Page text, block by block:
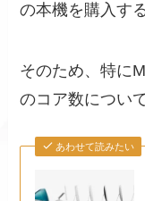
の本機を購入す
そのため、特に
のコア数につい
あわせて読みたい